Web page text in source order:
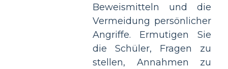
Beweismitteln und die
Vermeidung persönlicher
Angriffe. Ermutigen Sie
die Schüler, Fragen zu
stellen, Annahmen zu